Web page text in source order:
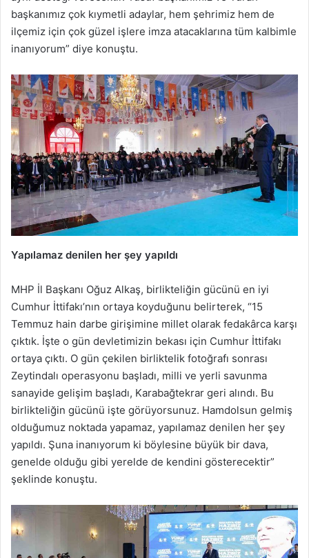
başkanımız çok kıymetli adaylar, hem şehrimiz hem de
ilçemiz için çok güzel işlere imza atacaklarına tüm kalbimle
inanıyorum” diye konuştu.
Yapılamaz denilen her şey yapıldı
MHP İl Başkanı Oğuz Alkaş, birlikteliğin gücünü en iyi
Cumhur İttifakı’nın ortaya koyduğunu belirterek, “15
Temmuz hain darbe girişimine millet olarak fedakârca karşı
çıktık. İşte o gün devletimizin bekası için Cumhur İttifakı
ortaya çıktı. O gün çekilen birliktelik fotoğrafı sonrası
Zeytindalı operasyonu başladı, milli ve yerli savunma
sanayide gelişim başladı, Karabağtekrar geri alındı. Bu
birlikteliğin gücünü işte görüyorsunuz. Hamdolsun gelmiş
olduğumuz noktada yapamaz, yapılamaz denilen her şey
yapıldı. Şuna inanıyorum ki böylesine büyük bir dava,
genelde olduğu gibi yerelde de kendini gösterecektir”
şeklinde konuştu.